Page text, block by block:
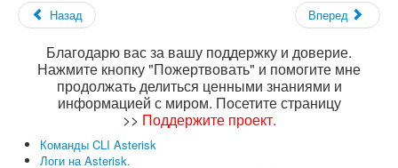
Назад Вперед
Благодарю вас за вашу поддержку и доверие.
Нажмите кнопку "Пожертвовать" и помогите мне
продолжать делиться ценными знаниями и
информацией с миром. Посетите страницу
>> Поддержите проект.
Команды CLI Asterisk
Логи на Asterisk.